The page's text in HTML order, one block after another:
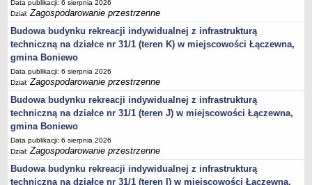
2006
2007
2008
2010
2009
PUBLICZNIE DOSTĘPNY WYKAZ DANYCH ZAWIERAJĄCYCH INFORMACJE O
ŚRODOWISKU I JEGO OCHRONIE
Pliki do pobrania
Udostepnianie informacji o środowisku
Informacja o wykazie
Data publikacji: 6 sierpnia 2026
Dział:Zagospodarowanie przestrzenne
Budowa budynku rekreacji indywidualnej z infrastrukturą
techniczną na działce nr 31/1 (teren K) w miejscowości Łączewna,
gmina Boniewo
Data publikacji: 6 sierpnia 2026
Dział:Zagospodarowanie przestrzenne
Budowa budynku rekreacji indywidualnej z infrastrukturą
techniczną na działce nr 31/1 (teren J) w miejscowości Łączewna,
gmina Boniewo
Data publikacji: 6 sierpnia 2026
Dział:Zagospodarowanie przestrzenne
Budowa budynku rekreacji indywidualnej z infrastrukturą
techniczną na działce nr 31/1 (teren I) w miejscowości Łączewna,